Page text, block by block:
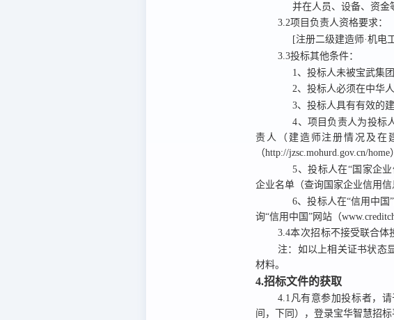
并在人员、设备、资金
3.2项目负责人资格要求：
[注册二级建造师·机电
3.3投标其他条件：
1、投标人未被宝武集
2、投标人必须在中华
3、投标人具有有效的
4、项目负责人为投标
责人（建造师注册情况及在
（http://jzsc.mohurd.gov.cn/
5、投标人在“国家企
企业名单（查询国家企业信用信
6、投标人在“信用中国
询“信用中国”网站（
3.4本次招标不接受联合体
注： 如以上相关证书状态
材料。
4.招标文件的获取
4.1 凡有意参加投标者，请
间，下同），登录宝华智慧招标